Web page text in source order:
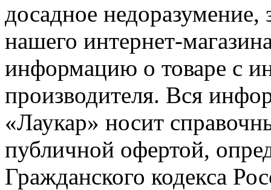
досадное недоразумение,
нашего интернет-
информацию о товаре с
производителя. Вся
«Лаукар» носит
публичной офертой,
Гражданского кодекса